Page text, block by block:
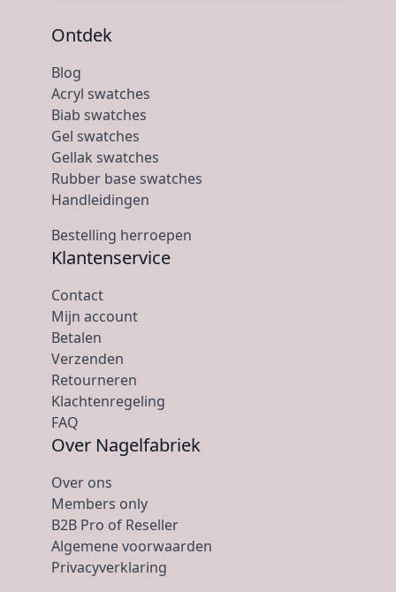
Ontdek
Blog
Acryl swatches
Biab swatches
Gel swatches
Gellak swatches
Rubber base swatches
Handleidingen
Bestelling herroepen
Klantenservice
Contact
Mijn account
Betalen
Verzenden
Retourneren
Klachtenregeling
FAQ
Over Nagelfabriek
Over ons
Members only
B2B Pro of Reseller
Algemene voorwaarden
Privacyverklaring